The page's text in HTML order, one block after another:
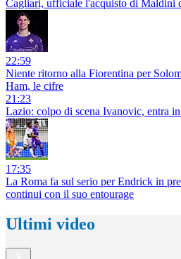
Cagliari, ufficiale l'acquisto di Maldini
22:59
Niente ritorno alla Fiorentina per
Ham, le cifre
21:23
Lazio: colpo di scena Ivanovic, entra
17:35
La Roma fa sul serio per Endrick in
continui con il suo entourage
Ultimi video